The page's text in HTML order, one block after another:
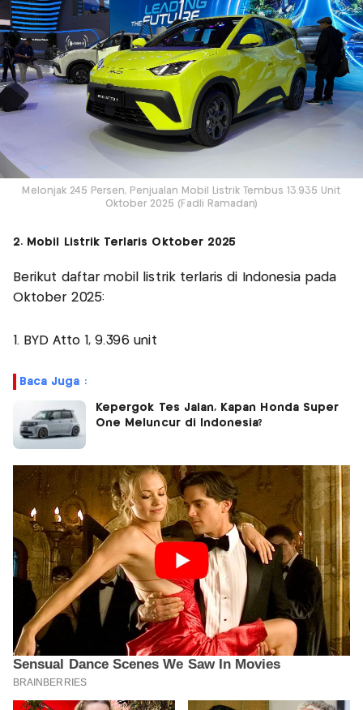
Melonjak 245 Persen, Penjualan Mobil Listrik Tembus 13.935 Unit
Oktober 2025 (Fadli Ramadan)
2. Mobil Listrik Terlaris Oktober 2025
Berikut daftar mobil listrik terlaris di Indonesia pada
Oktober 2025:
1. BYD Atto 1, 9.396 unit
Baca Juga :
Kepergok Tes Jalan, Kapan Honda Super
One Meluncur di Indonesia?